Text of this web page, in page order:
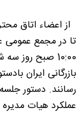
از اعضاء اتاق
تا در مجمع عمومی
بازرگانی ایران